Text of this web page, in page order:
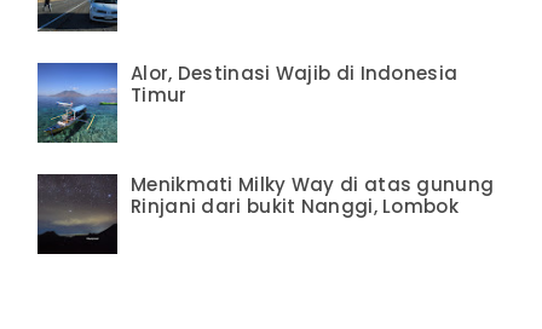
Alor, Destinasi Wajib di Indonesia
Timur
Menikmati Milky Way di atas gunung
Rinjani dari bukit Nanggi, Lombok